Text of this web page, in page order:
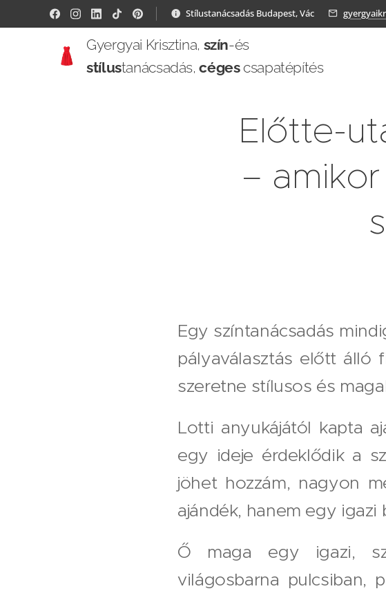
Stílustanácsadás Budapest, Vác
Gyergyai Krisztina, szín-és
stílustanácsadás,cégescsapatépítés
Előtte-
–
Egy színtanácsadás
pályaválasztás előtt álló
szeretne stílusos és
Lotti anyukájától kapta
egy ideje érdeklődik a
jöhet hozzám, nagyon
ajándék, hanem egy
Ő maga egy igazi,
világosbarna pulcsiban,